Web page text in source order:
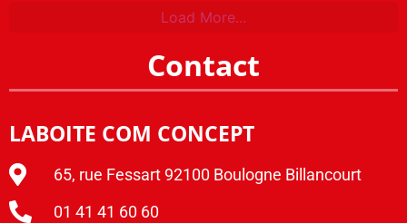
Load More...
Contact
LABOITE COM CONCEPT
65, rue Fessart 92100 Boulogne Billancourt
01 41 41 60 60